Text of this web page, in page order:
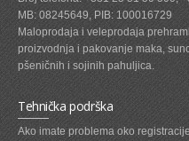
SIROVINA ZA GASTRO
GASTRO
KISELISI
KECAP, SENF, REN,
MB: 08245649, PIB: 100016729
Maloprodaja i veleprodaja
proizvodnja i pakovanje maka,
pšeničnih i sojinih pahuljica.
Tehnička podrška
Ako imate problema oko